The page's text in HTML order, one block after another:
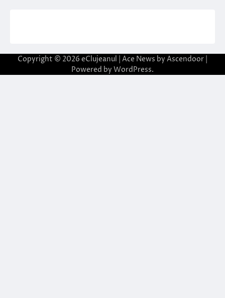
Copyright © 2026 eClujeanul | Ace News by Ascendoor
Powered by WordPress.